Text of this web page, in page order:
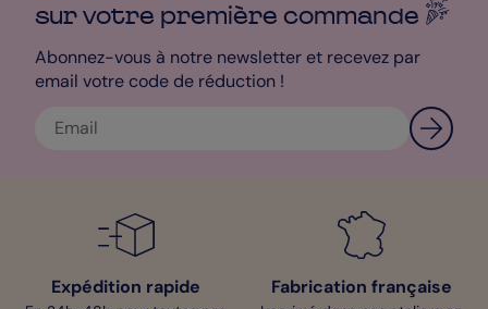
sur votre première commande
Abonnez-vous à notre newsletter et recevez par
email votre code de réduction !
Expédition rapide Fabrication française